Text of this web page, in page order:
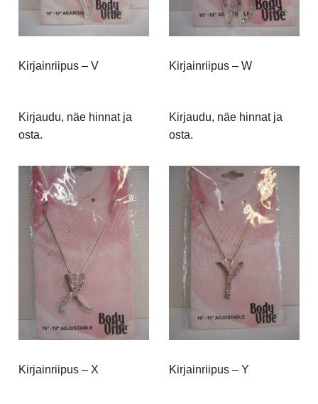
Kirjainriipus – V
Kirjaudu, näe hinnat ja
osta.
Kirjainriipus – W
Kirjaudu, näe hinnat ja
osta.
Kirjainriipus – X Kirjainriipus – Y